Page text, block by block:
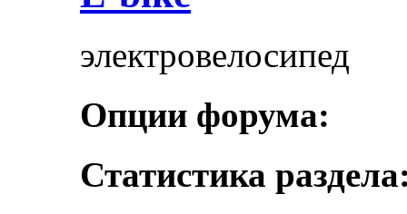
электровелосипед
Опции форума:
Статистика